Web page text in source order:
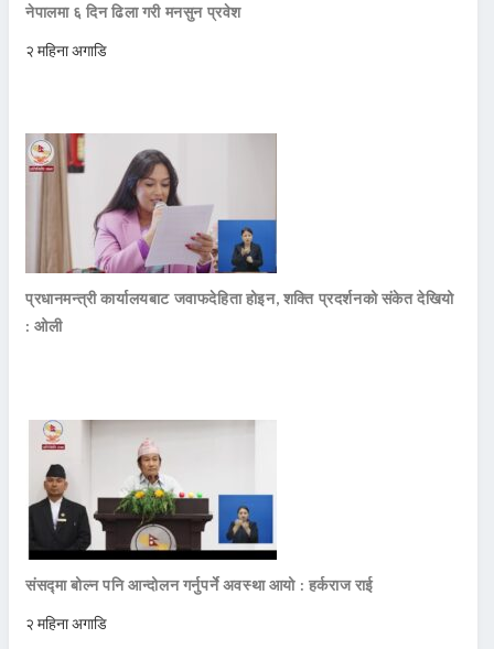
नेपालमा ६ दिन ढिला गरी मनसुन प्रवेश
२ महिना अगाडि
प्रधानमन्त्री कार्यालयबाट जवाफदेहिता होइन, शक्ति प्रदर्शनको संकेत देखियो
: ओली
संसद्मा बोल्न पनि आन्दोलन गर्नुपर्ने अवस्था आयो : हर्कराज राई
२ महिना अगाडि